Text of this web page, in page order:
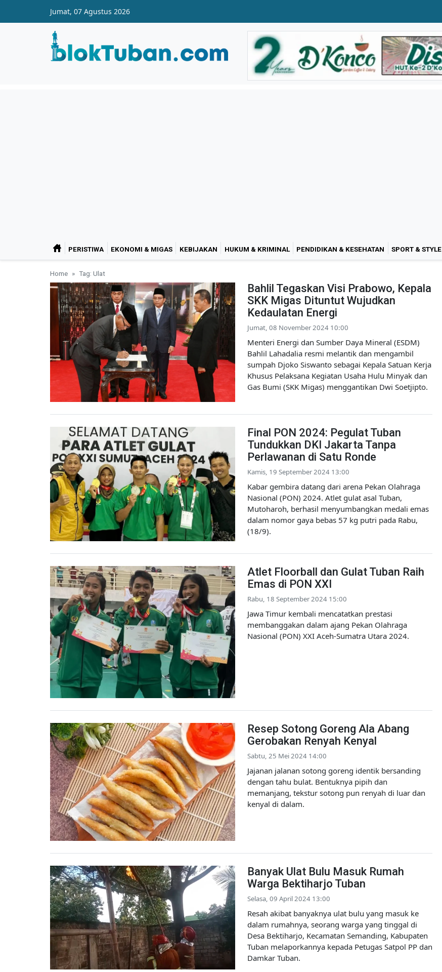
Jumat, 07 Agustus 2026
PERISTIWA EKONOMI & MIGAS KEBIJAKAN HUKUM & KRIMINAL PENDIDIKAN & KESEHATAN SPORT & STYLE
Home Tag: Ulat
Bahlil Tegaskan Visi Prabowo, Kepala
SKK Migas Dituntut Wujudkan
Kedaulatan Energi
Jumat, 08 November 2024 10:00
Menteri Energi dan Sumber Daya Mineral (ESDM)
Bahlil Lahadalia resmi melantik dan mengambil
sumpah Djoko Siswanto sebagai Kepala Satuan Kerja
Khusus Pelaksana Kegiatan Usaha Hulu Minyak dan
Gas Bumi (SKK Migas) menggantikan Dwi Soetjipto.
Final PON 2024: Pegulat Tuban
Tundukkan DKI Jakarta Tanpa
Perlawanan di Satu Ronde
Kamis, 19 September 2024 13:00
Kabar gembira datang dari arena Pekan Olahraga
Nasional (PON) 2024. Atlet gulat asal Tuban,
Mutoharoh, berhasil menyumbangkan medali emas
dalam nomor gaya bebas 57 kg putri pada Rabu,
(18/9).
Atlet Floorball dan Gulat Tuban Raih
Emas di PON XXI
Rabu, 18 September 2024 15:00
Jawa Timur kembali mencatatkan prestasi
membanggakan dalam ajang Pekan Olahraga
Nasional (PON) XXI Aceh-Sumatra Utara 2024.
Resep Sotong Goreng Ala Abang
Gerobakan Renyah Kenyal
Sabtu, 25 Mei 2024 14:00
Jajanan jalanan sotong goreng identik bersanding
dengan tahu bulat. Bentuknya pipih dan
memanjang, tekstur sotong pun renyah di luar dan
kenyal di dalam.
Banyak Ulat Bulu Masuk Rumah
Warga Bektiharjo Tuban
Selasa, 09 April 2024 13:00
Resah akibat banyaknya ulat bulu yang masuk ke
dalam rumahnya, seorang warga yang tinggal di
Desa Bektiharjo, Kecamatan Semanding, Kabupaten
Tuban melaporkannya kepada Petugas Satpol PP dan
Damkar Tuban.